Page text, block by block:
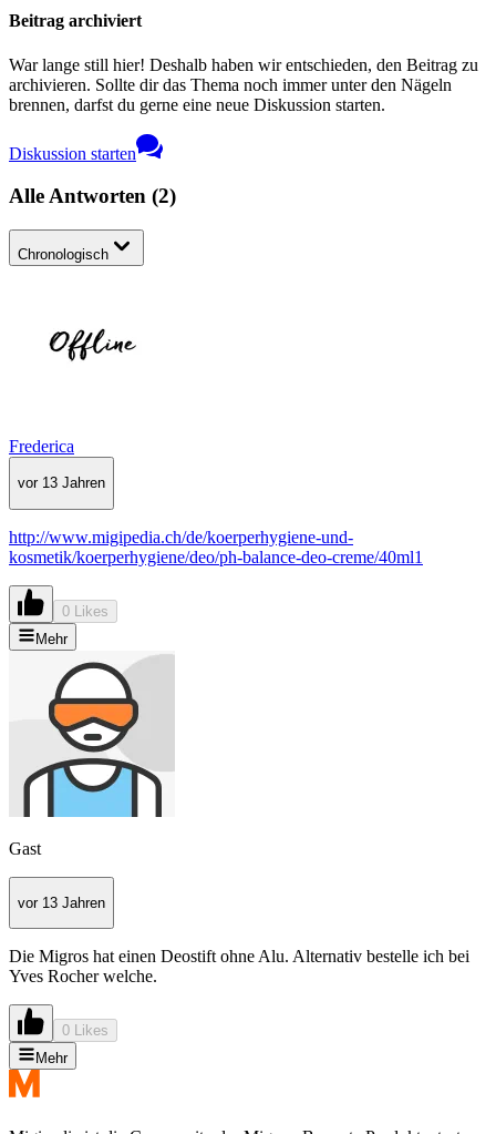
Beitrag archiviert
War lange still hier! Deshalb haben wir entschieden, den Beitrag zu
archivieren. Sollte dir das Thema noch immer unter den Nägeln
brennen, darfst du gerne eine neue Diskussion starten.
Diskussion starten
Alle Antworten (2)
Chronologisch
Frederica
vor 13 Jahren
http://www.migipedia.ch/de/koerperhygiene-und-
kosmetik/koerperhygiene/deo/ph-balance-deo-creme/40ml1
0 Likes
Mehr
Gast
vor 13 Jahren
Die Migros hat einen Deostift ohne Alu. Alternativ bestelle ich bei
Yves Rocher welche.
0 Likes
Mehr